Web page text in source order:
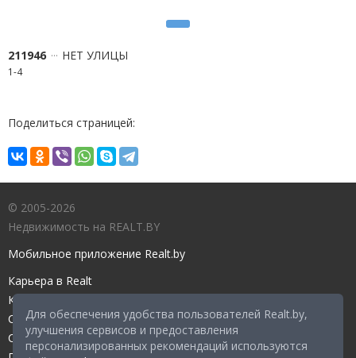
Для обеспечения удобства пользователей Realt.by,
улучшения сервисов и предоставления
персонализированных рекомендаций используются
211946 НЕТ УЛИЦЫ
1-4
Поделиться страницей:
© 2005-2026
Недвижимость на REALT.BY
Мобильное приложение Realt.by
Карьера в Realt
Контакты редакции
Справочный центр
Служба поддержки